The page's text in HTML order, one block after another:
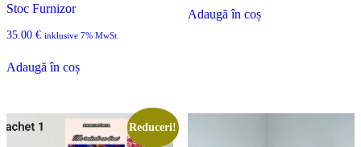
Stoc Furnizor
35.00 € inklusive 7% MwSt.
Adaugă în coș
a
fost:
30.00 €.
Adaugă în coș
Reduceri!